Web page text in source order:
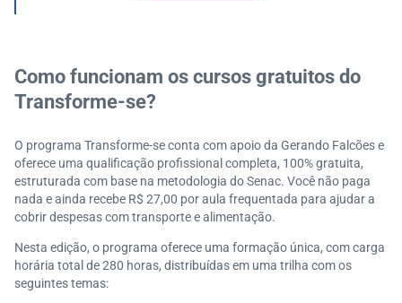
Como funcionam os cursos gratuitos do
Transforme-se?
O programa Transforme-se conta com apoio da Gerando Falcões e
oferece uma qualificação profissional completa, 100% gratuita,
estruturada com base na metodologia do Senac. Você não paga
nada e ainda recebe R$ 27,00 por aula frequentada para ajudar a
cobrir despesas com transporte e alimentação.
Nesta edição, o programa oferece uma formação única, com carga
horária total de 280 horas, distribuídas em uma trilha com os
seguintes temas: